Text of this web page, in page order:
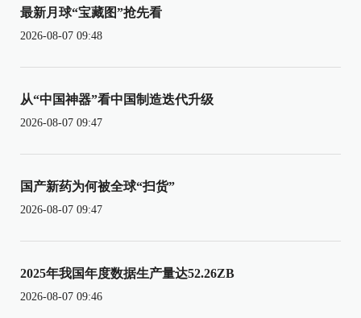
最新月球“宝藏图”抢先看
2026-08-07 09:48
从“中国神器”看中国制造迭代升级
2026-08-07 09:47
国产新药为何被全球“扫货”
2026-08-07 09:47
2025年我国年度数据生产量达52.26ZB
2026-08-07 09:46